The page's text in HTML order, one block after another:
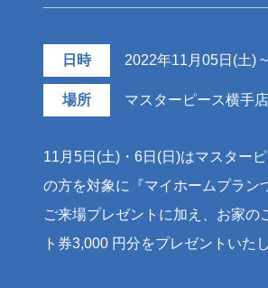
日時 2022年11月05日(土)
場所 マスターピース横手
11月5日(土)・6日(日)はマスター
の方を対象に『マイホームプラン
ご来場プレゼントに加え、お家
ト券3,000 円分をプレゼントいた